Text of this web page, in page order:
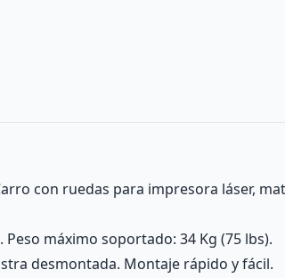
con ruedas para impresora láser,
máximo soportado: 34 Kg (75 lbs).
desmontada. Montaje rápido y fácil.